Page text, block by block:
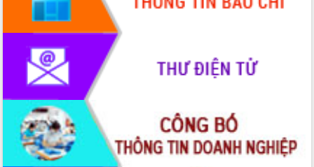
Tập huấn nâng cao năng lực triển khai
chuyển đổi số cho cán bộ, công chức
cấp xã
Đắk Lắk phát động hưởng ứng Ngày
Quyền của người tiêu dùng Việt Nam
2026
Đẩy mạnh cải cách hành chính, quyết
tâm đạt được mục tiêu tăng trưởng
hai con số trong năm 2026
Tổ chức trang trọng Lễ hội Đền thờ
Lương Văn Chánh năm 2026